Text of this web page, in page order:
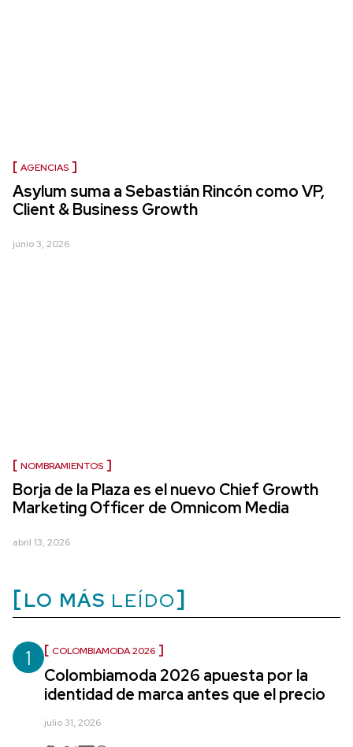
AGENCIAS
Asylum suma a Sebastián Rincón como VP,
Client & Business Growth
junio 3, 2026
NOMBRAMIENTOS
Borja de la Plaza es el nuevo Chief Growth
Marketing Officer de Omnicom Media
abril 13, 2026
LO MÁS LEÍDO
1 COLOMBIAMODA 2026
Colombiamoda 2026 apuesta por la
identidad de marca antes que el precio
julio 31, 2026